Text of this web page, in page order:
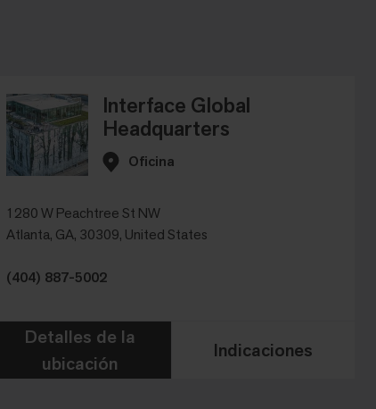
Interface Global
Headquarters
Oficina
1280 W Peachtree St NW
Atlanta, GA, 30309, United States
(404) 887-5002
Detalles de la
ubicación
Indicaciones